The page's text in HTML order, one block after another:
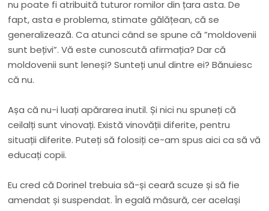
nu poate fi atribuită tuturor romilor din țara asta. De
fapt, asta e problema, stimate gălățean, că se
generalizează. Ca atunci când se spune că ”moldovenii
sunt bețivi”. Vă este cunoscută afirmația? Dar că
moldovenii sunt leneși? Sunteți unul dintre ei? Bănuiesc
că nu.
Așa că nu-i luați apărarea inutil. Și nici nu spuneți că
ceilalți sunt vinovați. Există vinovății diferite, pentru
situații diferite. Puteți să folosiți ce-am spus aici ca să vă
educați copii.
Eu cred că Dorinel trebuia să-și ceară scuze și să fie
amendat și suspendat. În egală măsură, cer același